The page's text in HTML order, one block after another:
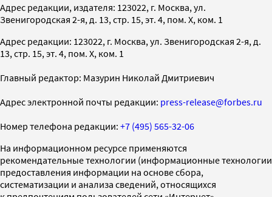
Адрес редакции, издателя: 123022, г. Москва, ул.
Звенигородская 2-я, д. 13, стр. 15, эт. 4, пом. X, ком. 1
Адрес редакции: 123022, г. Москва, ул. Звенигородская 2-я, д.
13, стр. 15, эт. 4, пом. X, ком. 1
Главный редактор: Мазурин Николай Дмитриевич
Адрес электронной почты редакции: press-release@forbes.ru
Номер телефона редакции: +7 (495) 565-32-06
На информационном ресурсе применяются
рекомендательные технологии (информационные технологии
предоставления информации на основе сбора,
систематизации и анализа сведений, относящихся